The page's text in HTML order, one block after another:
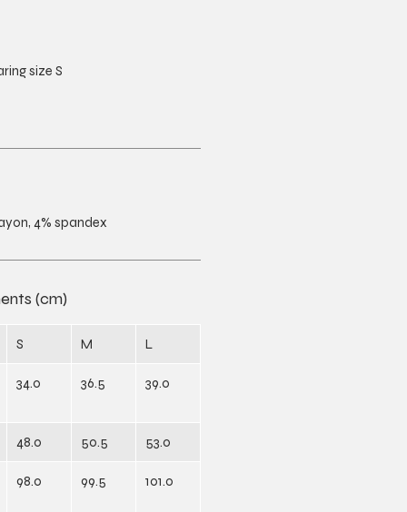
size S
4% spandex
(cm)
S M L
34.0 36.5 39.0
48.0 50.5 53.0
98.0 99.5 101.0